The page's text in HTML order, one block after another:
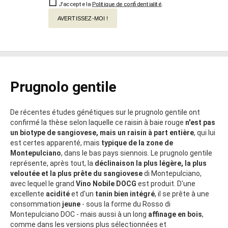
J'accepte la Politique de confidentialité
AVERTISSEZ-MOI !
Prugnolo gentile
De récentes études génétiques sur le prugnolo gentile ont
confirmé la thèse selon laquelle ce raisin à baie rouge n'est pas
un biotype de sangiovese, mais un raisin à part entière, qui lui
est certes apparenté, mais typique de la zone de
Montepulciano, dans le bas pays siennois. Le prugnolo gentile
représente, après tout, la déclinaison la plus légère, la plus
veloutée et la plus prête du sangiovesedi Montepulciano,
avec lequel le grand Vino Nobile DOCG est produit. D'une
excellente aciditéet d'un tanin bien intégré, il se prête à une
consommation jeune - sous la forme du Rosso di
Montepulciano DOC - mais aussi à un long affinage en bois,
comme dans les versions plus sélectionnées et